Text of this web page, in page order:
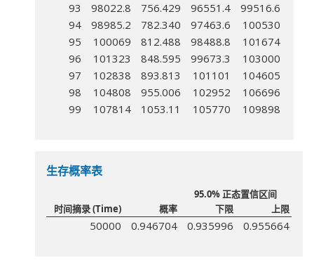
93
98022.8 756.429 96551.4
99516.6
94
98985.2 782.340 97463.6
100530
95
100069 812.488 98488.8
101674
96
101323 848.595 99673.3
103000
97
102838 893.813 101101
104605
98
104808 955.006 102952
106696
99
107814 1053.11 105770 109898
生存概率表
95.0% 正态置信区间
时间摘录 (Time)
概率 下限 上限
50000 0.946704 0.935996 0.955664